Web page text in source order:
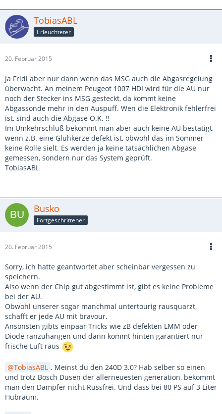
TobiasABL
Erleuchteter
20. Februar 2015
Ja Fridi aber nur dann wenn das MSG auch die Abgasregelung
überwacht. An meinem Peugeot 1007 HDI wird für die AU nur
noch der Stecker ins MSG gesteckt, da kommt keine
Abgassonde mehr in den Auspuff. Wen die Elektronik fehlerfrei
ist, sind auch die Abgase O.K. !!
Im Umkehrschluß bekommt man aber auch keine AU bestätigt,
wenn z.B. eine Glühkerze defekt ist, obwohl das im Sommer
keine Rolle sielt. Es werden ja keine tatsächlichen Abgase
gemessen, sondern nur das System geprüft.
TobiasABL
Busko
Fortgeschrittener
20. Februar 2015
Sorry, ich hatte geantwortet aber scheinbar vergessen zu
speichern.
Also wenn der Chip gut abgestimmt ist, gibt es keine Probleme
bei der AU.
Obwohl unserer sogar manchmal untertourig rausquarzt,
schafft er jede AU mit bravour.
Ansonsten gibts einpaar Tricks wie zB defekten LMM oder
Diode ranzuhängen und dann kommt hinten garantiert nur
frische Luft raus
TobiasABL . Meinst du den 240D 3.0? Hab selber so einen
und trotz Bosch Düsen der allerneuesten generation, bekommt
man den Dampfer nicht Russfrei. Und dass bei 80 PS auf 3 Liter
Hubraum.